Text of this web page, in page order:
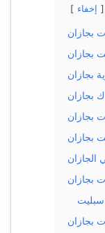
إخفاء
بجازان
بجازان
بجازان
بجازان
بجازان
بجازان
الجازان
بجازان
سبليت
بجازان